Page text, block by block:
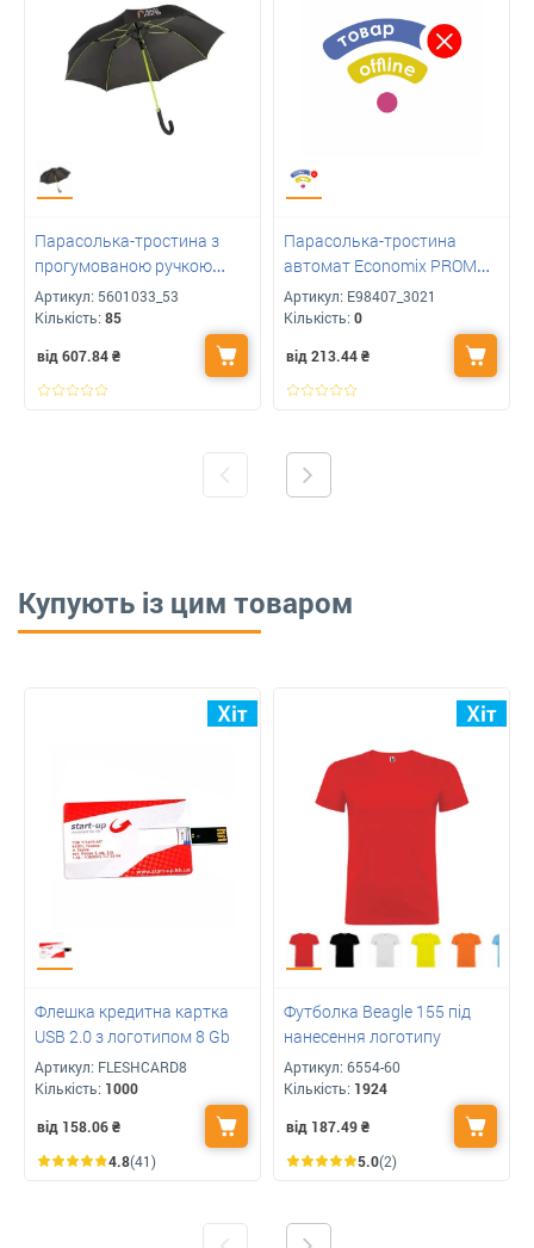
Парасолька-тростина з
прогумованою ручкою
CANCAN для друку вашого
логотипу
Артикул: 5601033_53
Кількість: 85
від 607.84₴
Парасолька-тростина
автомат Economix PROMO
CITY з логотипом
Артикул: E98407_3021
Кількість: 0
від 213.44₴
Купують із цим товаром
Флешка кредитна картка
USB 2.0 з логотипом 8 Gb
Артикул: FLESHCARD8
Кількість: 1000
від 158.06₴
4.8(41)
Футболка Beagle 155 під
нанесення логотипу
Артикул: 6554-60
Кількість: 1924
від 187.49₴
5.0(2)